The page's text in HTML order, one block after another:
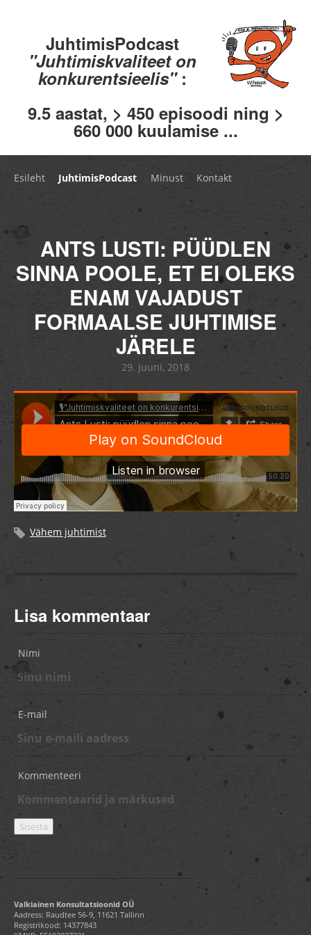
JuhtimisPodcast
"Juhtimiskvaliteet on
konkurentsieelis" :
9.5 aastat, > 450 episoodi ning >
660 000 kuulamise ...
Esileht JuhtimisPodcast Minust Kontakt
ANTS LUSTI: PÜÜDLEN
SINNA POOLE, ET EI OLEKS
ENAM VAJADUST
FORMAALSE JUHTIMISE
JÄRELE
29. juuni, 2018
Vähem juhtimist
Lisa kommentaar
Nimi
E-mail
Kommenteeri
Valkiainen Konsultatsioonid OÜ
Aadress: Raudtee 56-9, 11621 Tallinn
Registrikood: 14377843